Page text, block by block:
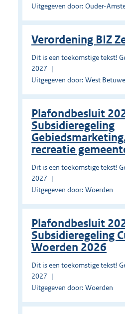
Uitgegeven door: Ouder-
Verordening BIZ
Dit is een toekomstige tekst!
2027
Uitgegeven door: West Betuwe
Plafondbesluit
Subsidieregeling
recreatie
Dit is een toekomstige tekst!
2027
Uitgegeven door: Woerden
Plafondbesluit
Subsidieregeling
Woerden 2026
Dit is een toekomstige tekst!
2027
Uitgegeven door: Woerden